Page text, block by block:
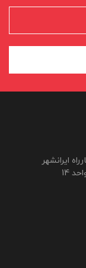
ایرانشهر